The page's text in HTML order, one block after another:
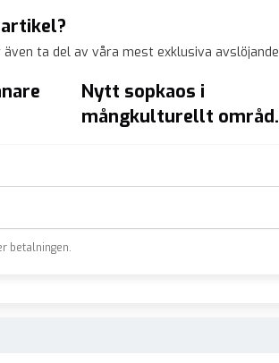
ta del av våra mest exklusiva
Nytt sopkaos i
mångkulturellt
betalningen.